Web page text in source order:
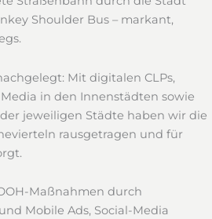
Shoulder Bus – markant,
Mit digitalen CLPs,
in den Innenstädten sowie
jeweiligen Städte haben wir die
rausgetragen und für
Maßnahmen durch
Mobile Ads, Social-Media